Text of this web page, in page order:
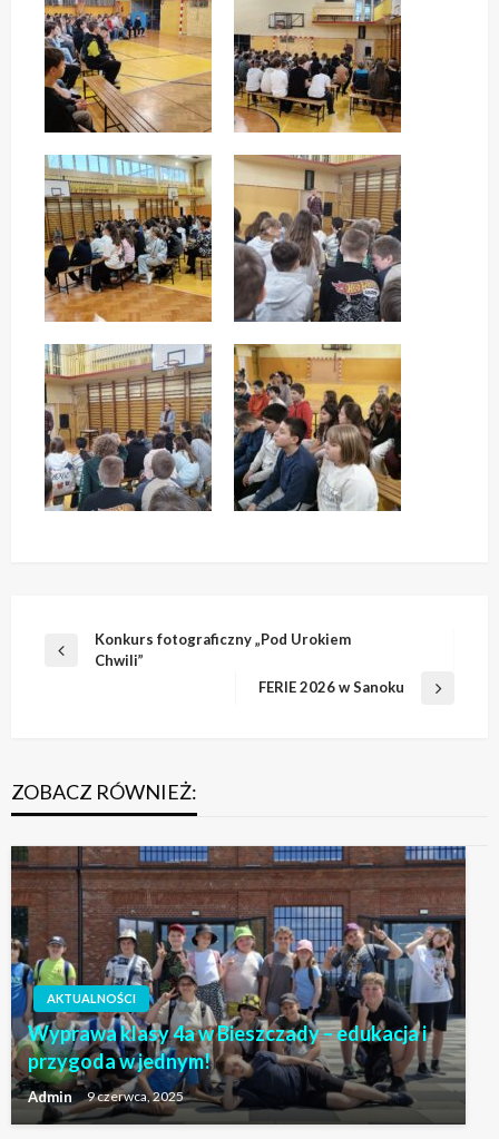
Nawigacja
wpisu
Poprzedni
Konkurs fotograficzny „Pod Urokiem
Chwili”
Następny
FERIE 2026 w Sanoku
ZOBACZ RÓWNIEŻ:
AKTUALNOŚCI
Wyprawa klasy 4a w Bieszczady – edukacja i
przygoda w jednym!
Admin 9 czerwca, 2025